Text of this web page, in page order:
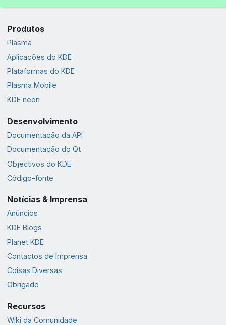
Produtos
Plasma
Aplicações do KDE
Plataformas do KDE
Plasma Mobile
KDE neon
Desenvolvimento
Documentação da API
Documentação do Qt
Objectivos do KDE
Código-fonte
Notícias & Imprensa
Anúncios
KDE Blogs
Planet KDE
Contactos de Imprensa
Coisas Diversas
Obrigado
Recursos
Wiki da Comunidade